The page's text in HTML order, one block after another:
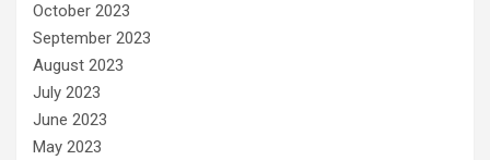
October 2023
September 2023
August 2023
July 2023
June 2023
May 2023